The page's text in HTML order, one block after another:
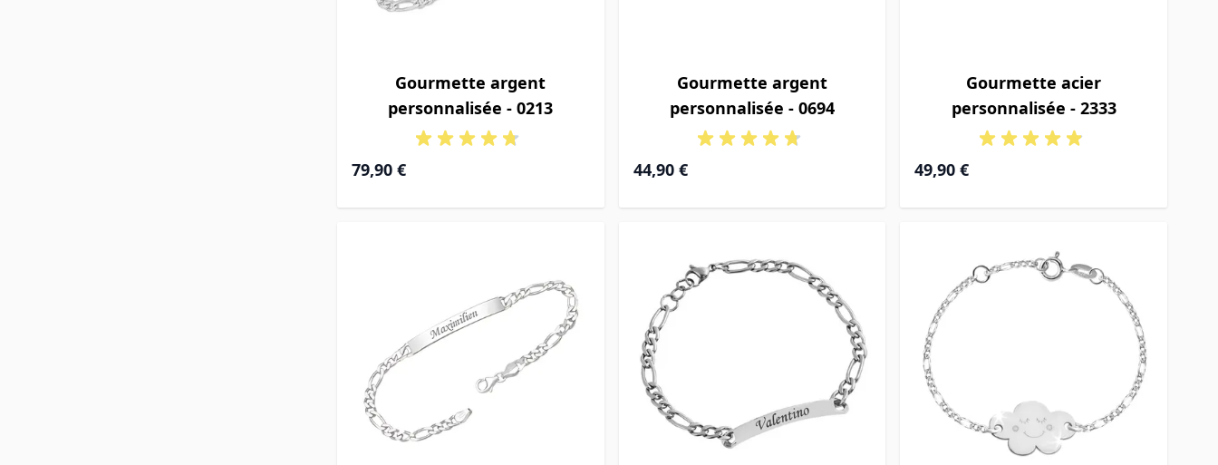
Gourmette argent
personnalisée - 0213
À partir de
79,90 €
Gourmette argent
personnalisée - 0694
À partir de
44,90 €
Gourmette acier
personnalisée - 2333
49,90 €